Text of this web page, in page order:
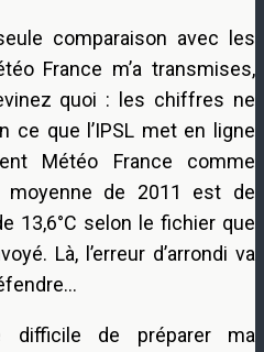
comparaison avec les
France m’a transmises,
quoi : les chiffres ne
ce que l’IPSL met en ligne
Météo France comme
moyenne de 2011 est de
13,6°C selon le fichier que
Là, l’erreur d’arrondi va
difficile de préparer ma